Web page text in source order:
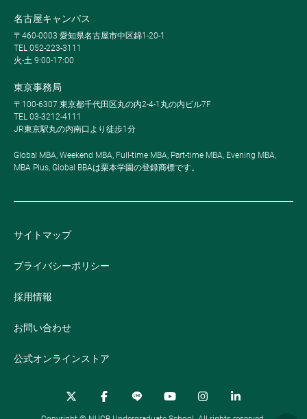
名古屋キャンパス
〒460-0003 愛知県名古屋市中区錦1-20-1
TEL 052-223-3111
火-土 9:00-17:00
東京事務局
〒100-6307 東京都千代田区丸の内2-4-1丸の内ビル7F
TEL 03-3212-4111
JR東京駅丸の内南口より徒歩1分
Global MBA, Weekend MBA, Full-time MBA, Part-time MBA, Evening MBA,
MBA Plus, Global BBAは栗本学園の登録商標です。
サイトマップ
プライバシーポリシー
採用情報
お問い合わせ
公式オンラインストア